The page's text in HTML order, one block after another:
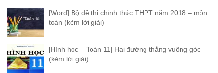
[Word] Bộ đề thi chính thức THPT năm 2018 – môn
toán (kèm lời giải)
[Hình học – Toán 11] Hai đường thẳng vuông góc
(kèm lời giải)